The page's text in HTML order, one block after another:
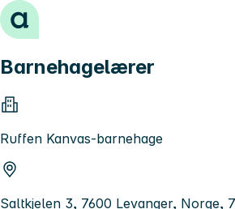
Hopp til innhold
Barnehagelærer
Ruffen Kanvas-barnehage
Saltkjelen 3, 7600 Levanger, Norge,